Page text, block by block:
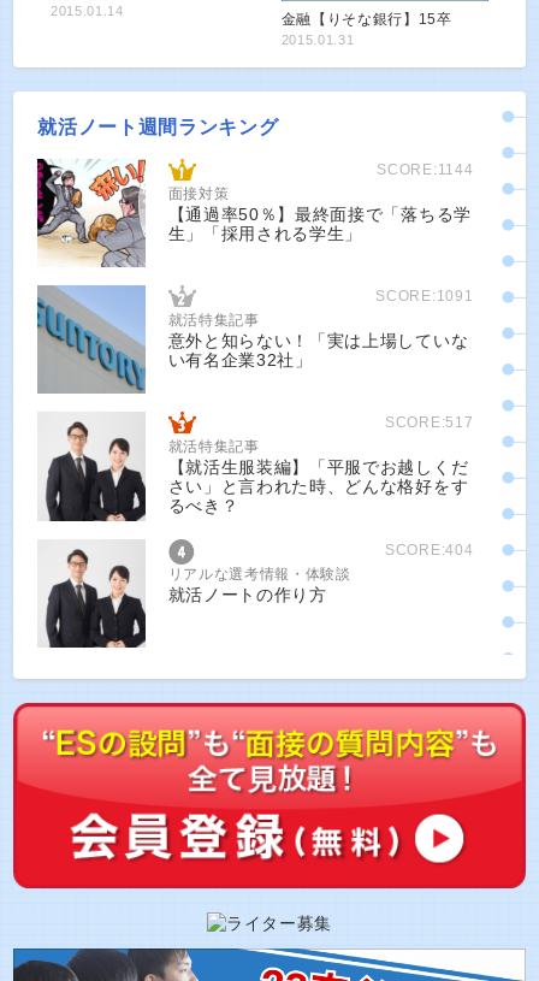
2015.01.14
金融【りそな銀行】15卒
2015.01.31
就活ノート週間ランキング
SCORE:1144
面接対策
【通過率50％】最終面接で「落ちる学
生」「採用される学生」
SCORE:1091
就活特集記事
意外と知らない！「実は上場していな
い有名企業32社」
SCORE:517
就活特集記事
【就活生服装編】「平服でお越しくだ
さい」と言われた時、どんな格好をす
るべき？
SCORE:404
リアルな選考情報・体験談
就活ノートの作り方